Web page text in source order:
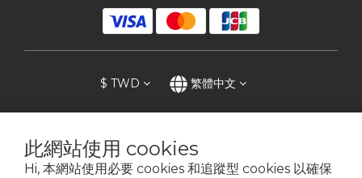
此網站使用 cookies
Hi, 本網站使用必要 cookies 和追蹤型 cookies 以確保
$ TWD 繁體中文
提醒您，我們不會以電話或簡訊方式通知變更付款方式。